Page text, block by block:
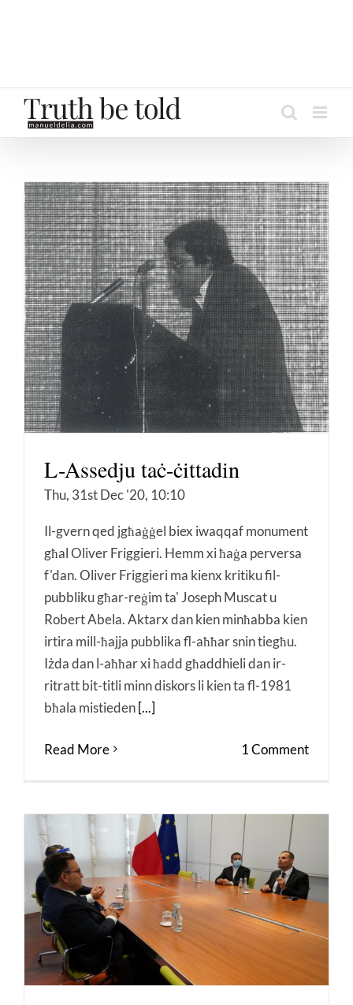
L-Assedju taċ-ċittadin
Thu, 31st Dec '20, 10:10
Il-gvern qed jgħaġġel biex iwaqqaf monument
għal Oliver Friggieri. Hemm xi ħaġa perversa
f'dan. Oliver Friggieri ma kienx kritiku fil-
pubbliku għar-reġim ta' Joseph Muscat u
Robert Abela. Aktarx dan kien minħabba kien
irtira mill-ħajja pubblika fl-aħħar snin tiegħu.
Iżda dan l-aħħar xi ħadd għaddhieli dan ir-
ritratt bit-titli minn diskors li kien ta fl-1981
bħala mistieden[...]
Read More 1 Comment